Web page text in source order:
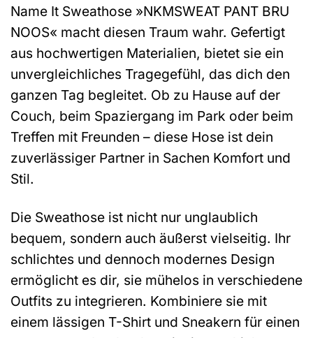
Name It Sweathose »NKMSWEAT PANT BRU
NOOS« macht diesen Traum wahr. Gefertigt
aus hochwertigen Materialien, bietet sie ein
unvergleichliches Tragegefühl, das dich den
ganzen Tag begleitet. Ob zu Hause auf der
Couch, beim Spaziergang im Park oder beim
Treffen mit Freunden – diese Hose ist dein
zuverlässiger Partner in Sachen Komfort und
Stil.
Die Sweathose ist nicht nur unglaublich
bequem, sondern auch äußerst vielseitig. Ihr
schlichtes und dennoch modernes Design
ermöglicht es dir, sie mühelos in verschiedene
Outfits zu integrieren. Kombiniere sie mit
einem lässigen T-Shirt und Sneakern für einen